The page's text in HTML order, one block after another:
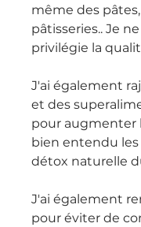
même des
pâtisseries.. Je
privilégie la
J'ai également
et des
pour augmenter
bien entendu
détox naturelle
J'ai également
pour éviter de